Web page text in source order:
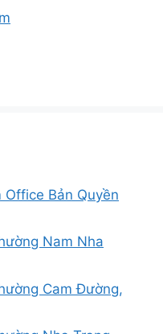
Bản Quyền
Nam Nha
Cam Đường,